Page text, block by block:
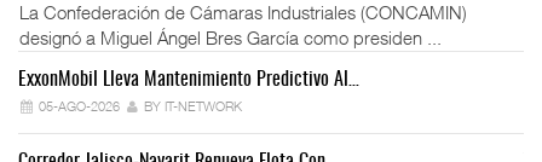
La Confederación de Cámaras Industriales (CONCAMIN)
designó a Miguel Ángel Bres García como presiden ...
ExxonMobil Lleva Mantenimiento Predictivo Al…
05-AGO-2026 BY IT-NETWORK